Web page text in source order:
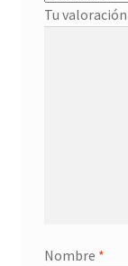
Tu valoración
Nombre *